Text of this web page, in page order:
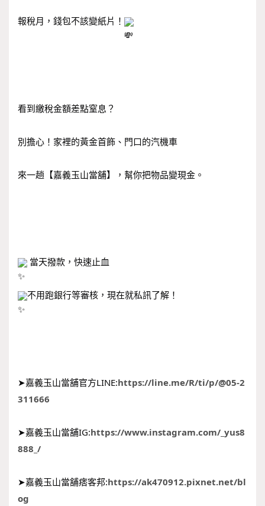
報稅月，錢包不該變紙片！
看到繳稅金額差點窒息？
別擔心！家裡的黃金首飾、門口的汽機車
來一趟【嘉義玉山當舖】，幫你把物品變現金。
當天撥款，快速止血
不用跑銀行等審核，現在就私訊了解！
➤嘉義玉山當舖官方LINE:https://line.me/R/ti/p/@05-2
311666
➤嘉義玉山當舖IG:https://www.instagram.com/_yus8
888_/
➤嘉義玉山當舖痞客邦:https://ak470912.pixnet.net/bl
og